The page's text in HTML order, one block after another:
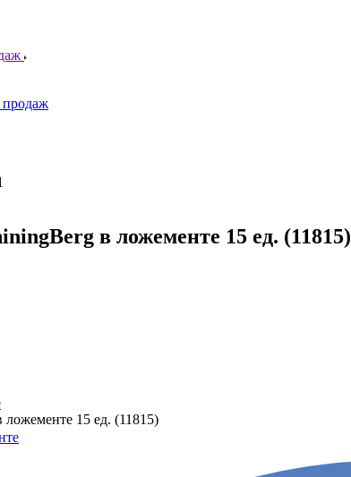
в ложементе 15 ед. (11815)
15 ед. (11815)